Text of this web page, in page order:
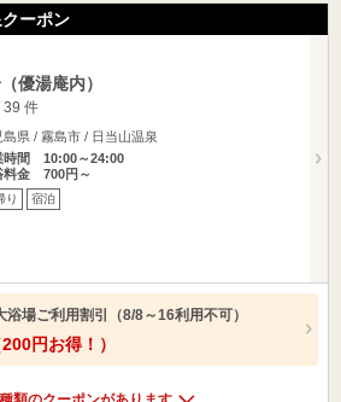
ーポン
優湯庵内）
件
島県 / 霧島市 / 日当山温泉
時間 10:00～24:00
料金 700円～
り 宿泊
浴場ご利用割引（8/8～16利用不可）
円お得！）